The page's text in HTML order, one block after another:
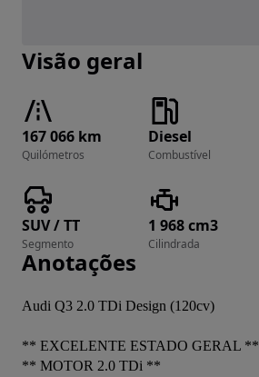
Visão geral
167 066 km
Quilómetros
Diesel
Combustível
SUV / TT
Segmento
1 968 cm3
Cilindrada
Anotações
Audi Q3 2.0 TDi Design (120cv)
** EXCELENTE ESTADO GERAL **
** MOTOR 2.0 TDi **